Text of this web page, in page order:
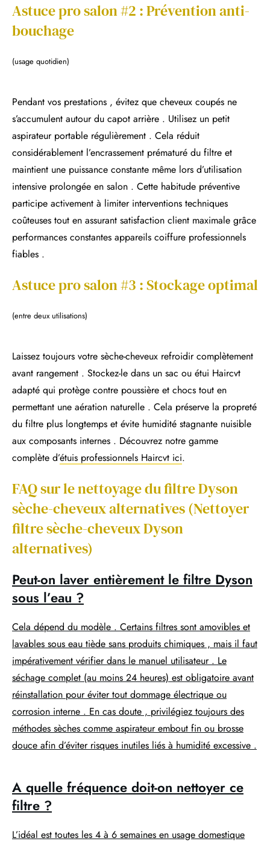
Astuce pro salon #2 : Prévention anti-
bouchage
(usage quotidien)
Pendant vos prestations , évitez que cheveux coupés ne
s’accumulent autour du capot arrière . Utilisez un petit
aspirateur portable régulièrement . Cela réduit
considérablement l’encrassement prématuré du filtre et
maintient une puissance constante même lors d’utilisation
intensive prolongée en salon . Cette habitude préventive
participe activement à limiter interventions techniques
coûteuses tout en assurant satisfaction client maximale grâce
performances constantes appareils coiffure professionnels
fiables .
Astuce pro salon #3 : Stockage optimal
(entre deux utilisations)
Laissez toujours votre sèche-cheveux refroidir complètement
avant rangement . Stockez-le dans un sac ou étui Haircvt
adapté qui protège contre poussière et chocs tout en
permettant une aération naturelle . Cela préserve la propreté
du filtre plus longtemps et évite humidité stagnante nuisible
aux composants internes . Découvrez notre gamme
complète d’étuis professionnels Haircvt ici.
FAQ sur le nettoyage du filtre Dyson
sèche-cheveux alternatives (Nettoyer
filtre sèche-cheveux Dyson
alternatives)
Peut-on laver entièrement le filtre Dyson
sous l’eau ?
Cela dépend du modèle . Certains filtres sont amovibles et
lavables sous eau tiède sans produits chimiques , mais il faut
impérativement vérifier dans le manuel utilisateur . Le
séchage complet (au moins 24 heures) est obligatoire avant
réinstallation pour éviter tout dommage électrique ou
corrosion interne . En cas doute , privilégiez toujours des
méthodes sèches comme aspirateur embout fin ou brosse
douce afin d’éviter risques inutiles liés à humidité excessive .
A quelle fréquence doit-on nettoyer ce
filtre ?
L’idéal est toutes les 4 à 6 semaines en usage domestique